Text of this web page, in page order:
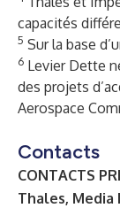
capacités
5 Sur la base
6 Levier Dette
des projets
Aerospace
Contacts
CONTACTS
Thales, Media